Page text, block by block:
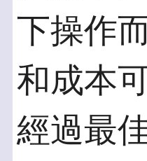
下操作
和成本
經過最